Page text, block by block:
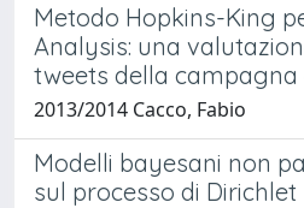
Metodo Hopkins-King
Analysis: una
tweets della campagna
2013/2014 Cacco, Fabio
Modelli bayesani non
sul processo di Dirichlet